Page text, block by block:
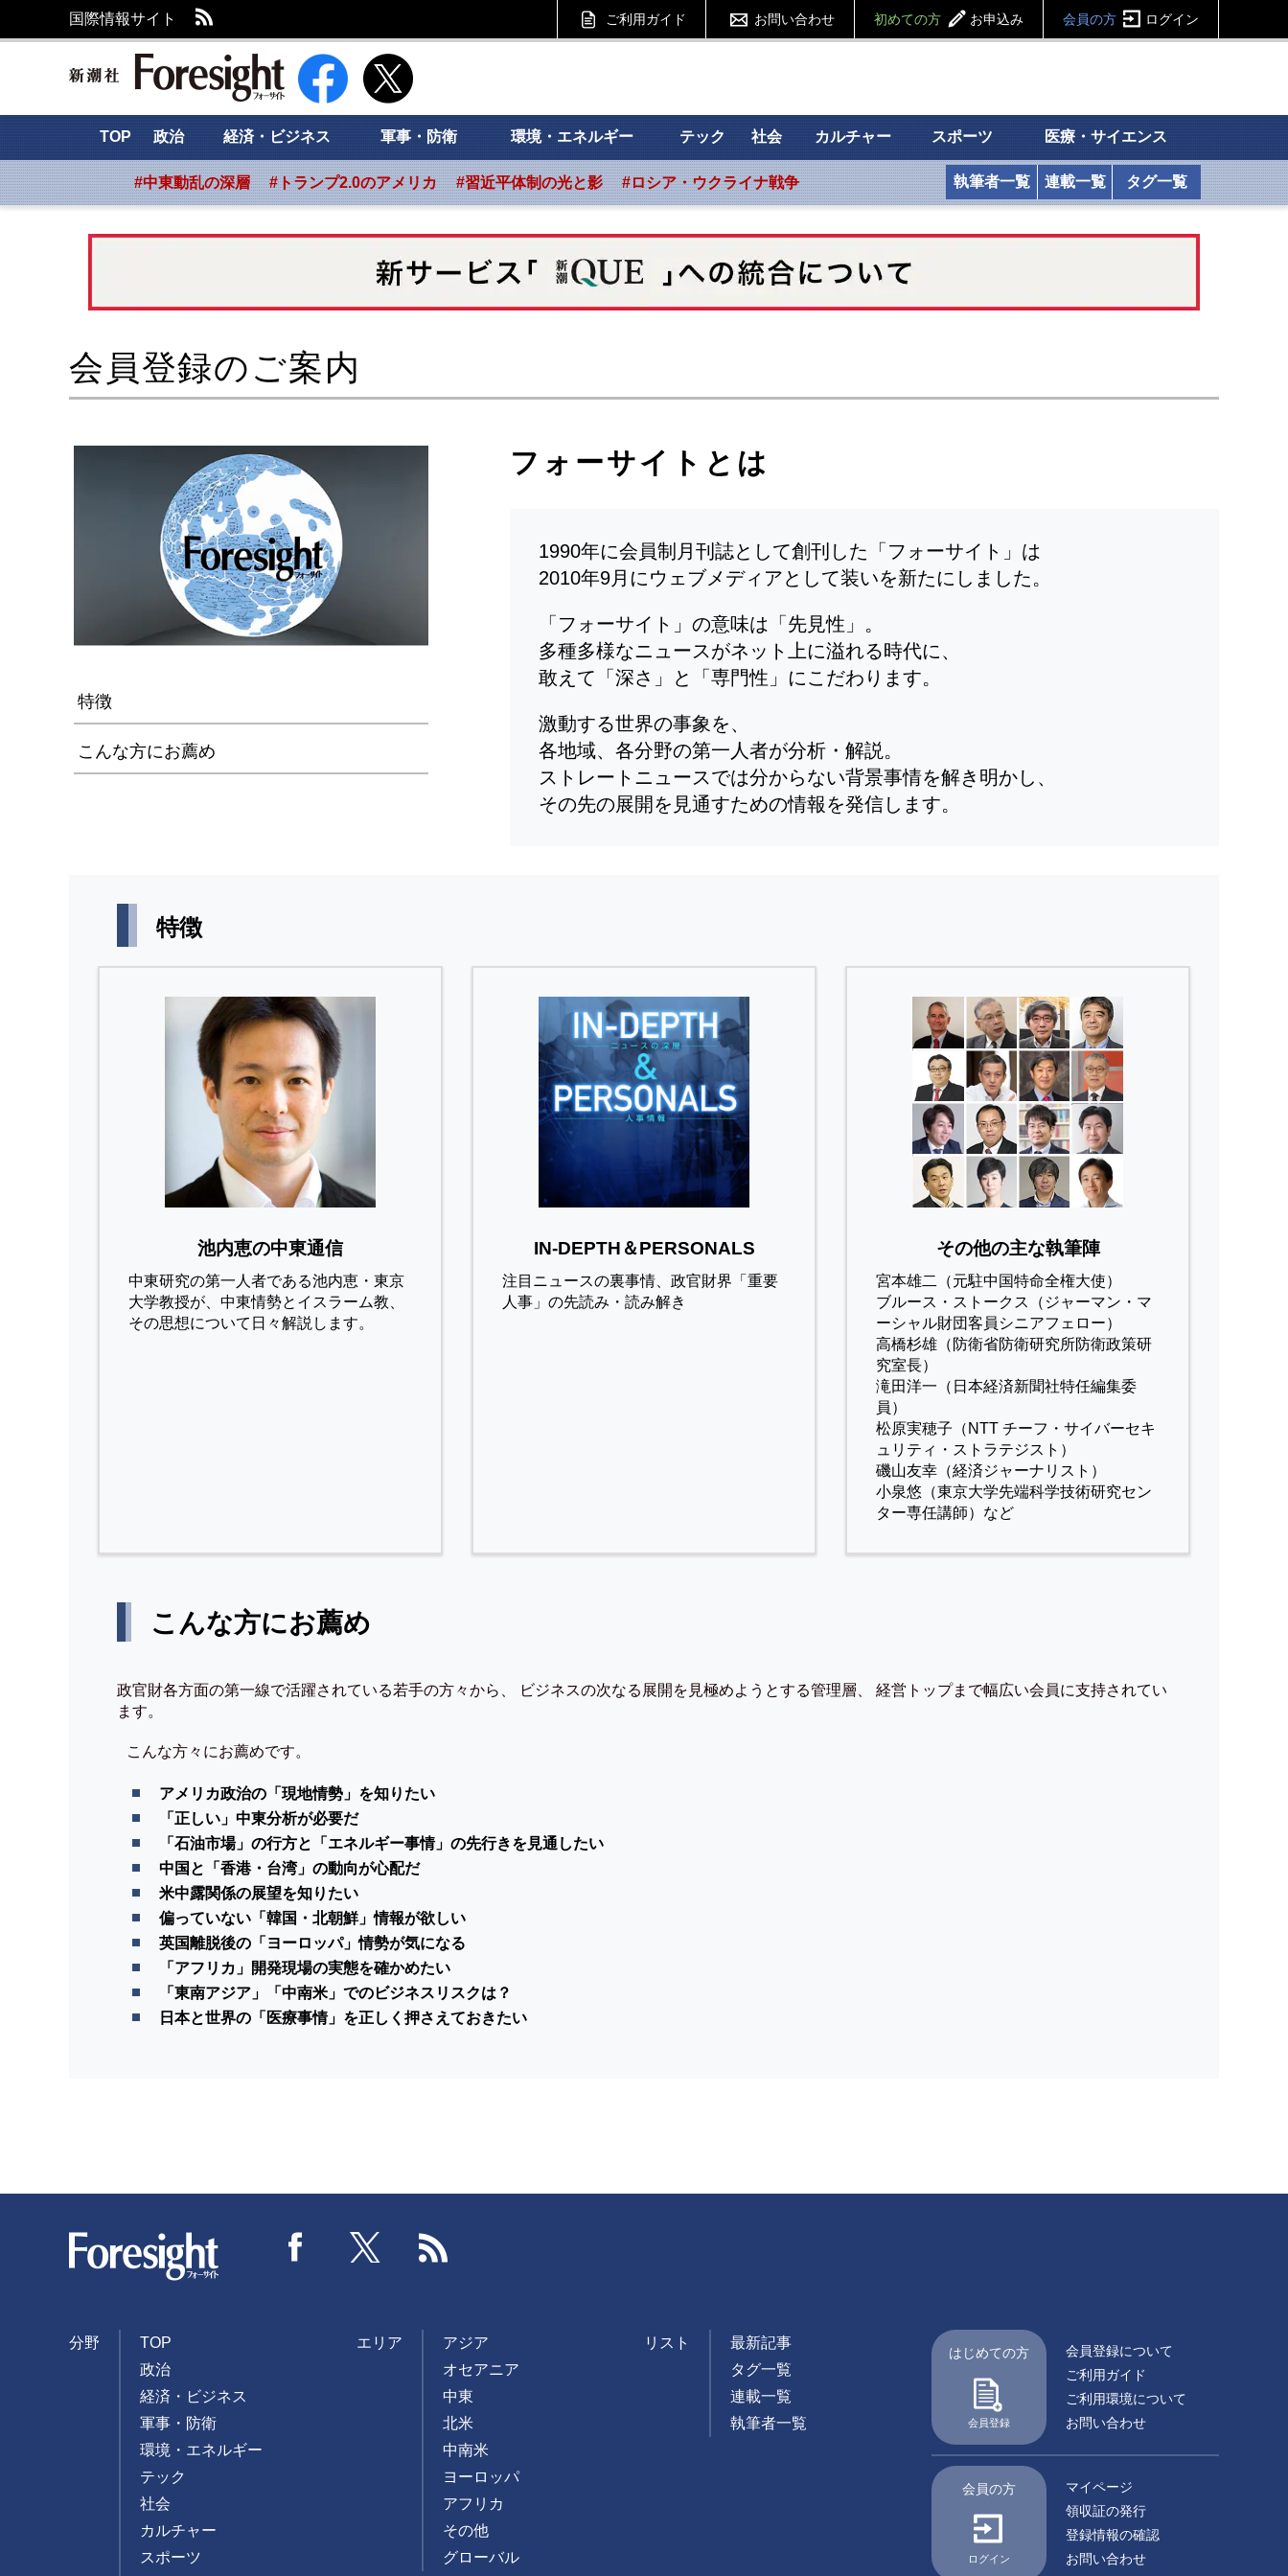
国際情報サイト ご利用ガイド お問い合わせ 初めての方 お申込み 会員の方 ログイン
新潮社 Foresight フォーサイト
TOP 政治 経済・ビジネス 軍事・防衛 環境・エネルギー テック 社会 カルチャー スポーツ 医療・サイエンス
#中東動乱の深層 #トランプ2.0のアメリカ #習近平体制の光と影 #ロシア・ウクライナ戦争 執筆者一覧 連載一覧 タグ一覧
会員登録のご案内
特徴
こんな方にお薦め
フォーサイトとは
1990年に会員制月刊誌として創刊した「フォーサイト」は
2010年9月にウェブメディアとして装いを新たにしました。
「フォーサイト」の意味は「先見性」。
多種多様なニュースがネット上に溢れる時代に、
敢えて「深さ」と「専門性」にこだわります。
激動する世界の事象を、
各地域、各分野の第一人者が分析・解説。
ストレートニュースでは分からない背景事情を解き明かし、
その先の展開を見通すための情報を発信します。
特徴
池内恵の中東通信
中東研究の第⼀⼈者である池内恵・東京
⼤学教授が、中東情勢とイスラーム教、
その思想について⽇々解説します。
IN-DEPTH＆PERSONALS
注目ニュースの裏事情、政官財界「重要
人事」の先読み・読み解き
その他の主な執筆陣
宮本雄二（元駐中国特命全権大使）
ブルース・ストークス（ジャーマン・マ
ーシャル財団客員シニアフェロー）
高橋杉雄（防衛省防衛研究所防衛政策研
究室長）
滝田洋一（日本経済新聞社特任編集委
員）
松原実穂子（NTT チーフ・サイバーセキ
ュリティ・ストラテジスト）
磯山友幸（経済ジャーナリスト）
小泉悠（東京大学先端科学技術研究セン
ター専任講師）など
こんな方にお薦め
政官財各方面の第一線で活躍されている若手の方々から、 ビジネスの次なる展開を見極めようとする管理層、 経営トップまで幅広い会員に支持されてい
ます。
こんな方々にお薦めです。
アメリカ政治の「現地情勢」を知りたい
「正しい」中東分析が必要だ
「石油市場」の行方と「エネルギー事情」の先行きを見通したい
中国と「香港・台湾」の動向が心配だ
米中露関係の展望を知りたい
偏っていない「韓国・北朝鮮」情報が欲しい
英国離脱後の「ヨーロッパ」情勢が気になる
「アフリカ」開発現場の実態を確かめたい
「東南アジア」「中南米」でのビジネスリスクは？
日本と世界の「医療事情」を正しく押さえておきたい
Facebook Twitter
分野
TOP
政治
経済・ビジネス
軍事・防衛
環境・エネルギー
テック
社会
カルチャー
スポーツ
エリア
アジア
オセアニア
中東
北米
中南米
ヨーロッパ
アフリカ
その他
グローバル
リスト
最新記事
タグ一覧
連載一覧
執筆者一覧
はじめての方
会員登録
会員登録について
ご利用ガイド
ご利用環境について
お問い合わせ
会員の方
ログイン
マイページ
領収証の発行
登録情報の確認
お問い合わせ